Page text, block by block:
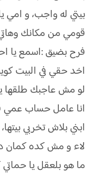
بيتي له واجب، و امي
قومي من مكانك وهاتي
فرح بضيق :اسمع يا
اخد حقي في البيت
لو مش عاجبك طلقها
انا عامل حساب عمي
ابني بلاش تخربي بيتها،
لاء و مش كده كمان
ما هو بلعقل يا